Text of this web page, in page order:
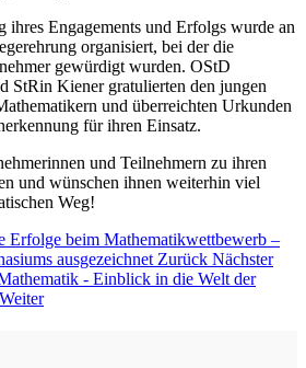
ihres Engagements und Erfolgs wurde an
organisiert, bei der die
gewürdigt wurden. OStD
StRin Kiener gratulierten den jungen
und überreichten Urkunden
für ihren Einsatz.
und Teilnehmern zu ihren
und wünschen ihnen weiterhin viel
Weg!
Erfolge beim Mathematikwettbewerb –
ausgezeichnet Zurück Nächster
- Einblick in die Welt der
Weiter